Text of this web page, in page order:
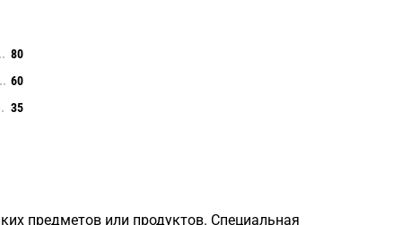
80
60
35
предметов или продуктов. Специальная